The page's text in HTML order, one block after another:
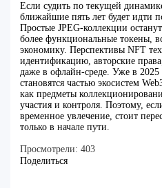
Если судить по текущей
ближайшие пять лет будет идти
Простые JPEG-коллекции
более функциональные токены,
экономику. Перспективы NFT
идентификацию, авторские
даже в офлайн-среде. Уже в 2025
становятся частью экосистем
как предметы
участия и контроля. Поэтому,
временное увлечение, стоит
только в начале пути.
Просмотрели: 403
Поделиться